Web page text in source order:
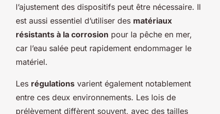
l’ajustement des dispositifs peut être nécessaire. Il
est aussi essentiel d’utiliser des matériaux
résistants à la corrosion pour la pêche en mer,
car l’eau salée peut rapidement endommager le
matériel.
Les régulations varient également notablement
entre ces deux environnements. Les lois de
prélèvement diffèrent souvent, avec des tailles